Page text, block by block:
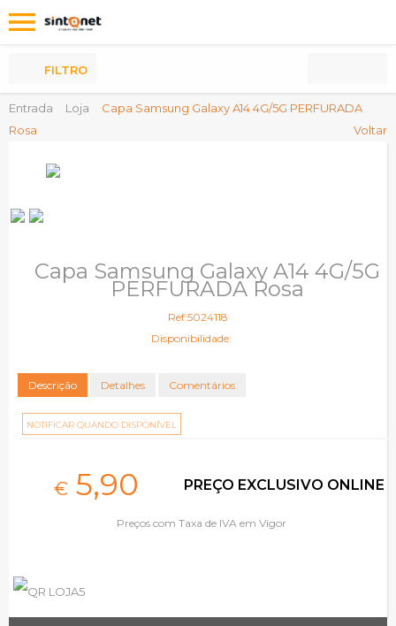
Entrada Loja
Capa Samsung Galaxy A14 4G/5G PERFURADA
Rosa
Voltar
FILTRO
Capa Samsung Galaxy A14 4G/5G
PERFURADA Rosa
Ref:5024118
Disponibilidade:
Descrição Detalhes Comentários
NOTIFICAR QUANDO DISPONÍVEL
€ 5,90 PREÇO EXCLUSIVO ONLINE
Preços com Taxa de IVA em Vigor